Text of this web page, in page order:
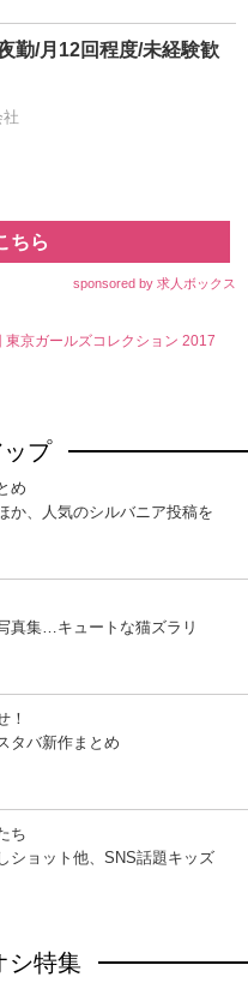
勤/月12回程度/未経験歓
ちら
sponsored by 求人ボックス
東京ガールズコレクション 2017
プ
め
か、人気のシルバニア投稿を
真集…キュートな猫ズラリ
！
タバ新作まとめ
ち
ショット他、SNS話題キッズ
シ特集